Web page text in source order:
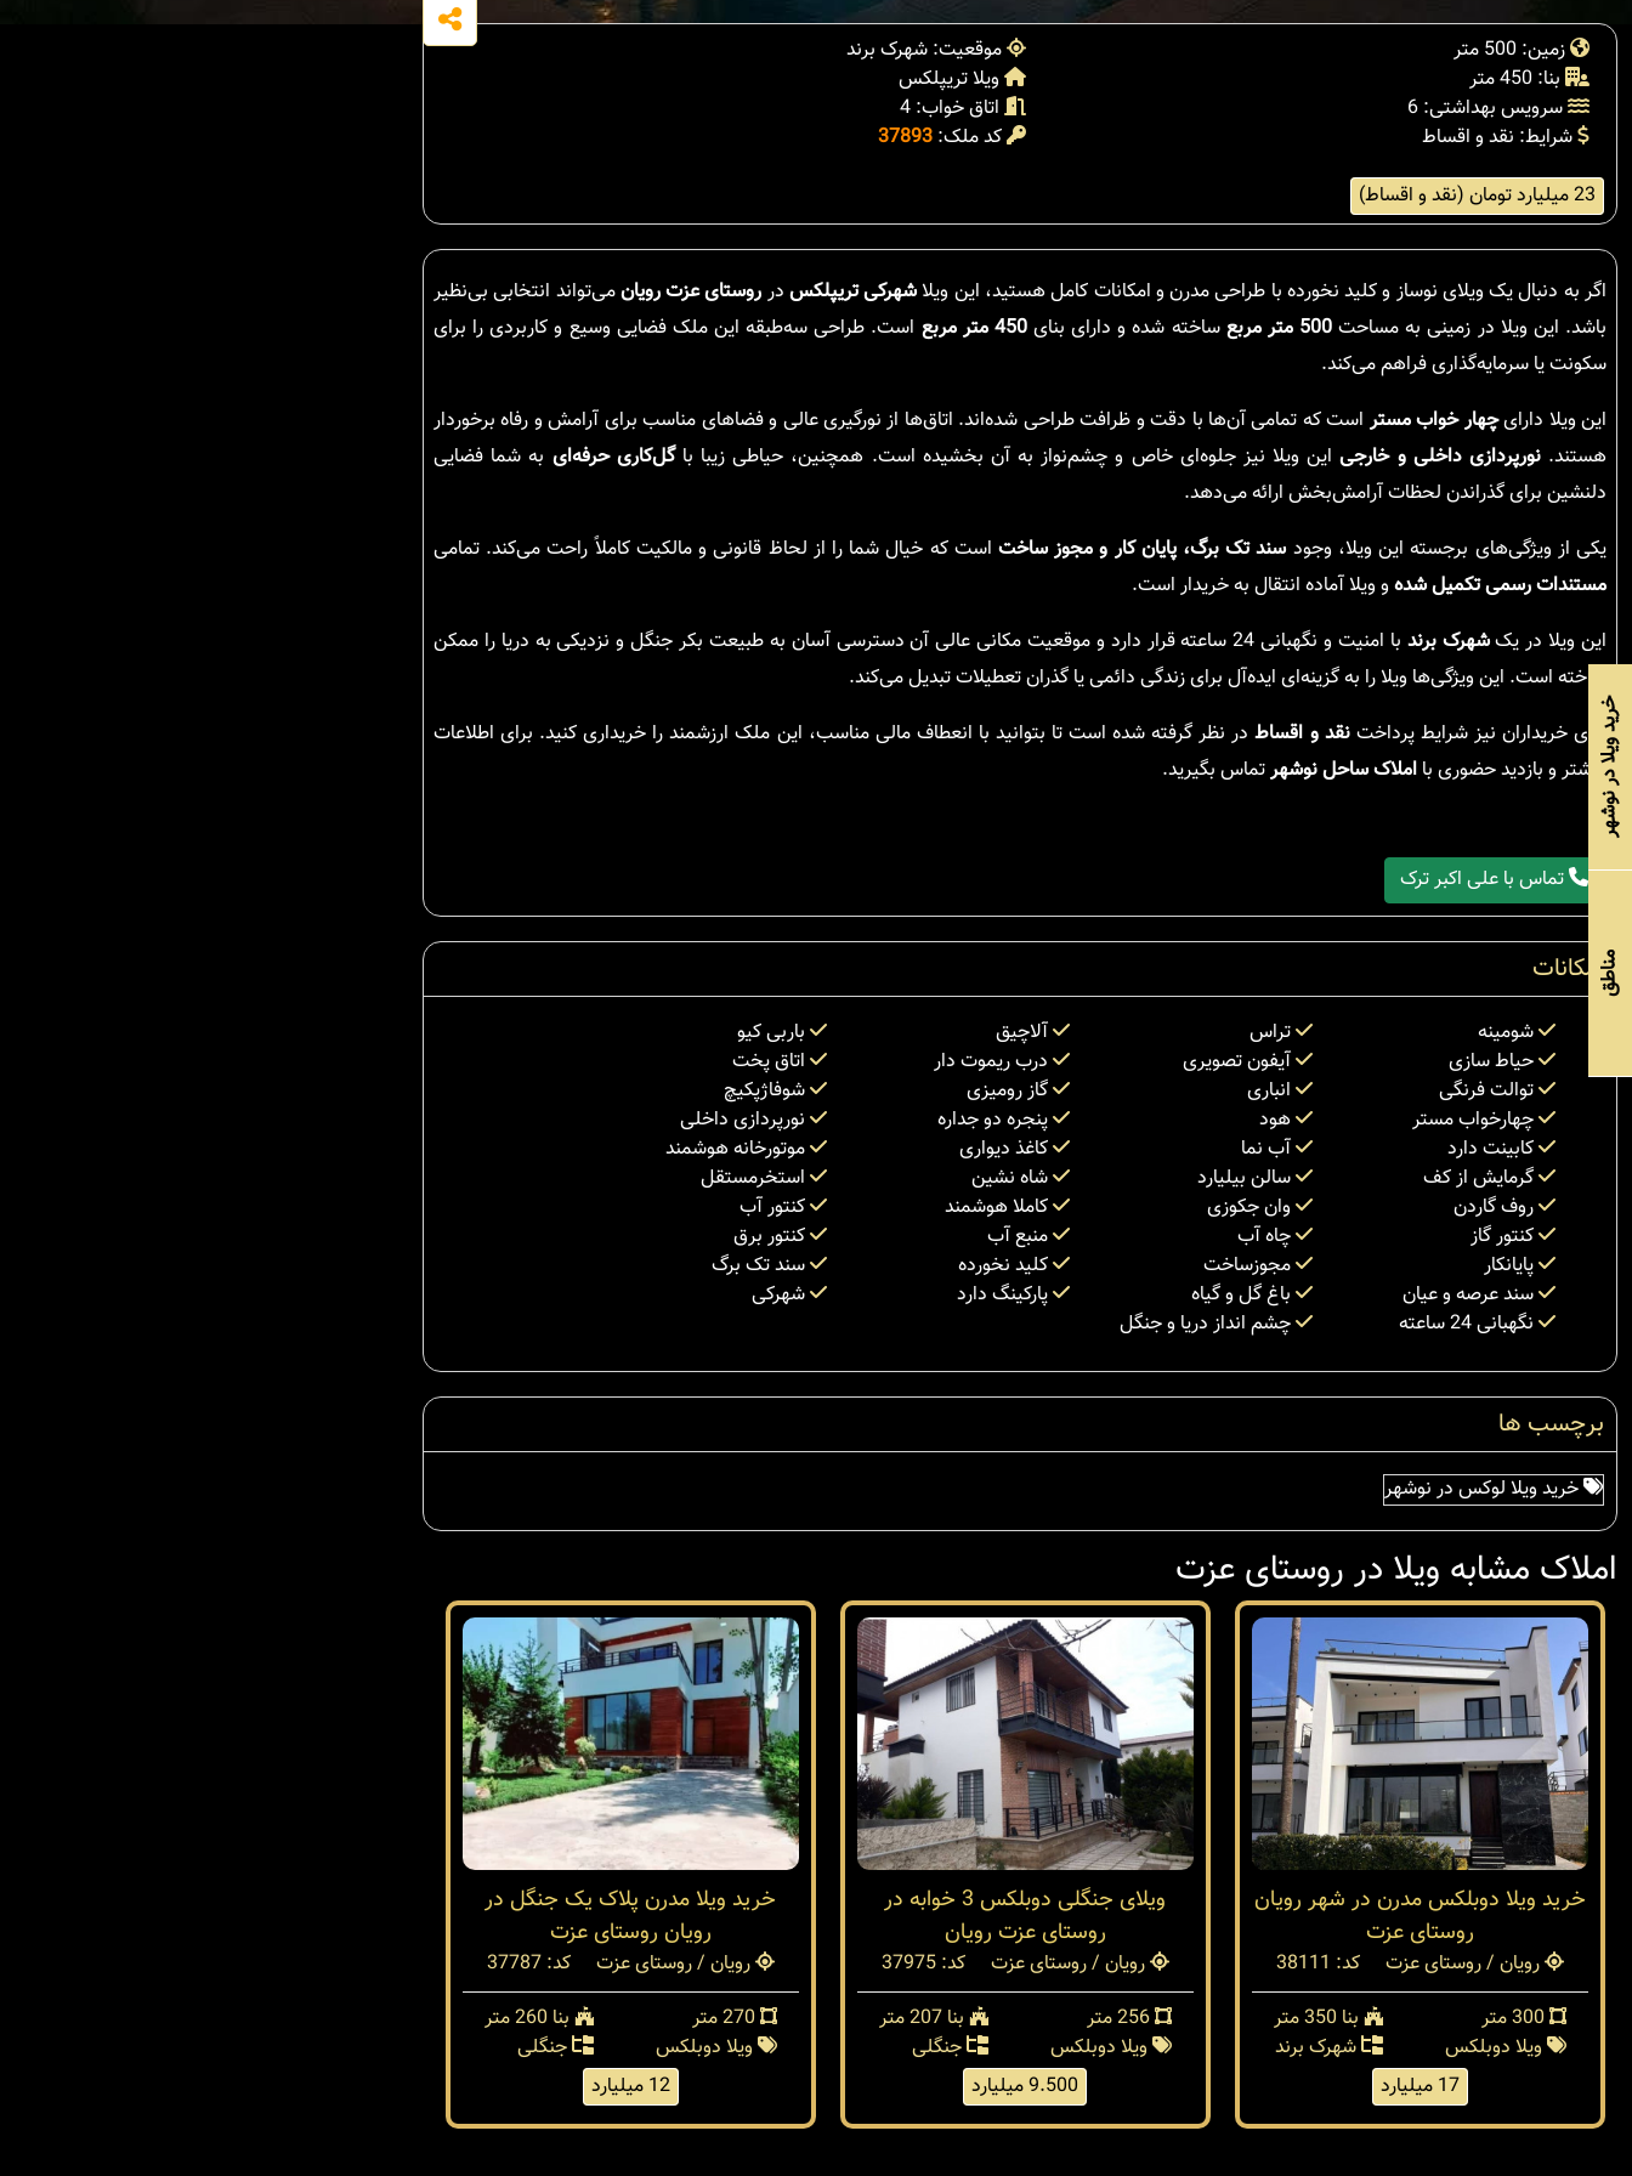
زمین: 500 متر
موقعیت: شهرک برند
بنا: 450 متر
ویلا تریپلکس
سرویس بهداشتی: 6
اتاق خواب: 4
شرایط: نقد و اقساط
کد ملک: 37893
23 میلیارد تومان (نقد و اقساط)
اگر به دنبال یک ویلای نوساز و کلید نخورده با طراحی مدرن و امکانات کامل هستید، این ویلا شهرکی تریپلکس در روستای عزت رویانمی‌تواند انتخابی بی‌نظیر
باشد. این ویلا در زمینی به مساحت 500 متر مربع ساخته شده و دارای بنای450 متر مربع
است. طراحی سه‌طبقه این ملک فضایی وسیع و کاربردی را برای
سکونت یا سرمایه‌گذاری فراهم می‌کند.
این ویلا دارایچهار خواب مستر است که تمامی آن‌ها با دقت و ظرافت طراحی شده‌اند. اتاق‌ها از نورگیری عالی و فضاهای مناسب برای آرامش و رفاه برخوردار
هستند.نورپردازی داخلی و خارجیاین ویلا نیز جلوه‌ای خاص و چشم‌نواز به آن بخشیده است. همچنین، حیاطی زیبا باگل‌کاری حرفه‌ای به شما فضایی
دلنشین برای گذراندن لحظات آرامش‌بخش ارائه می‌دهد.
یکی از ویژگی‌های برجسته این ویلا، وجودسند تک برگ، پایان کار و مجوز ساخت است که خیال شما را از لحاظ قانونی و مالکیت کاملاً راحت می‌کند. تمامی
مستندات رسمی تکمیل شده و ویلا آماده انتقال به خریدار است.
این ویلا در یکشهرک برند
با امنیت و نگهبانی 24 ساعته قرار دارد و موقعیت مکانی عالی آن دسترسی آسان به طبیعت بکر جنگل و نزدیکی به دریا را ممکن
ساخته است. این ویژگی‌ها ویلا را به گزینه‌ای ایده‌آل برای زندگی دائمی یا گذران تعطیلات تبدیل می‌کند.
برای خریداران نیز شرایط پرداختنقد و اقساطدر نظر گرفته شده است تا بتوانید با انعطاف مالی مناسب، این ملک ارزشمند را خریداری کنید. برای اطلاعات
بیشتر و بازدید حضوری با املاک ساحل نوشهرتماس بگیرید.
تماس با علی اکبر ترک
امکانات
شومینه تراس آلاچیق
باربی کیو
حیاط سازی
آیفون تصویری درب ریموت دار
اتاق پخت
توالت فرنگی
انباری گاز رومیزی
شوفاژپکیچ
چهارخواب مستر
هود پنجره دو جداره
نورپردازی داخلی
کابینت دارد
آب نما کاغذ دیواری
موتورخانه هوشمند
گرمایش از کف
سالن بیلیارد شاه نشین
استخرمستقل
روف گاردن
وان جکوزی کاملا هوشمند
کنتور آب
کنتور گاز
چاه آب منبع آب
کنتور برق
پایانکار
مجوزساخت کلید نخورده
سند تک برگ
سند عرصه و عیان
باغ گل و گیاه پارکینگ دارد
شهرکی
نگهبانی 24 ساعته
چشم انداز دریا و جنگل
برچسب ها
خرید ویلا لوکس در نوشهر
املاک مشابه ویلا در روستای عزت
خرید ویلا دوبلکس مدرن در شهر رویان
روستای عزت
رویان / روستای عزت
کد: 38111
بنا 350 متر
ویلا دوبلکس
شهرک برند
17 میلیارد
ویلای جنگلی دوبلکس 3 خوابه در
روستای عزت رویان
رویان / روستای عزت
کد: 37975
256 متر
بنا 207 متر
ویلا دوبلکس
جنگلی
9.500 میلیارد
خرید ویلا مدرن پلاک یک جنگل در
رویان روستای عزت
رویان / روستای عزت
کد: 37787
بنا 260 متر
ویلا دوبلکس
جنگلی
12 میلیارد
خرید ویلا در نوشهر
مناطق